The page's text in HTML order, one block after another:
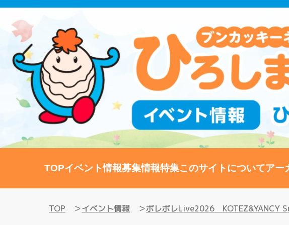
TOPイベント情報募集情報特集このサイトについてアー
TOP イベント情報 ポレポレLive2026 KOTEZ&YANCY